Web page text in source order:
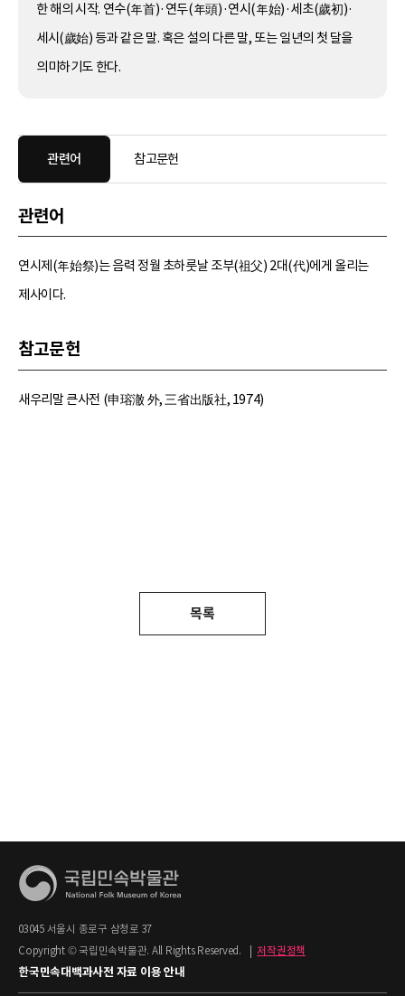
한 해의 시작. 연수(年首)·연두(年頭)·연시(年始)·세초(歲初)·
세시(歲始) 등과 같은 말. 혹은 설의 다른 말, 또는 일년의 첫 달을
의미하기도 한다.
관련어 참고문헌
관련어
연시제(年始祭)는 음력 정월 초하룻날 조부(祖父) 2대(代)에게 올리는
제사이다.
참고문헌
새우리말 큰사전 (申瑢澈 外, 三省出版社, 1974)
목록
03045 서울시 종로구 삼청로 37
Copyright © 국립민속박물관. All Rights Reserved.
저작권정책
한국민속대백과사전 자료 이용 안내